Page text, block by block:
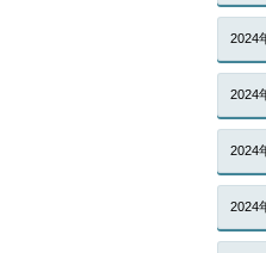
2024
2024
2024
2024